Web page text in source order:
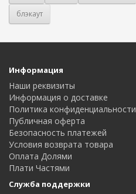
блэкаут
Информация
Наши реквизиты
Информация о доставке
Политика конфиденциальности
Публичная оферта
Безопасность платежей
Условия возврата товара
Оплата Долями
Плати Частями
Служба поддержки